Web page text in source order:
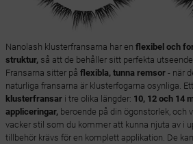
Nanolash klusterfransarna har en flexibel och
struktur,så att de behåller sitt perfekta
Fransarna sitter på flexibla, tunna remsor - när
naturliga fransarna är klusterfogarna osynliga.
klusterfransar i tre olika längder: 10, 12 och 14
appliceringar,beroende på din ögonstorlek, och
vacker stil som du kommer att kunna njuta av i
tillbehör krävs för en komplett applikation. De